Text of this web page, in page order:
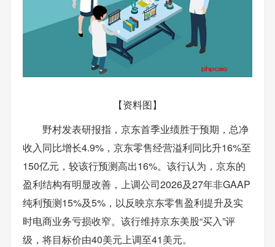
【资料图】
野村发表研报指，京东首季业绩胜于预期，总净
收入同比增长4.9%，京东零售经营溢利同比升16%至
150亿元，较该行预测高出16%。该行认为，京东的
盈利结构有明显改善，上调公司2026及27年非GAAP
纯利预测15%及5%，以反映京东零售盈利提升及实
时电商业务亏损收窄。该行维持京东美股“买入”评
级，将目标价由40美元上调至41美元。